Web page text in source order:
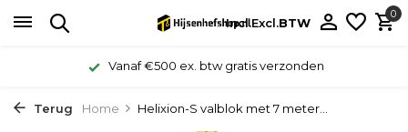
Incl.Excl.BTW
0
Vanaf €500 ex. btw gratis verzonden
Terug Home Helixion-S valblok met 7 meter...